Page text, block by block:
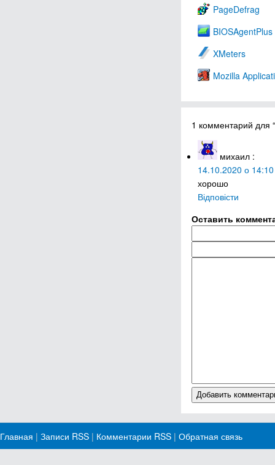
PageDefrag
BIOSAgentPlus
XMeters
Mozilla
1 комментарий для
михаил :
14.10.2020 о 14:10
хорошо
Відповісти
Оставить
Главная | Записи RSS | Комментарии RSS | Обратная связь